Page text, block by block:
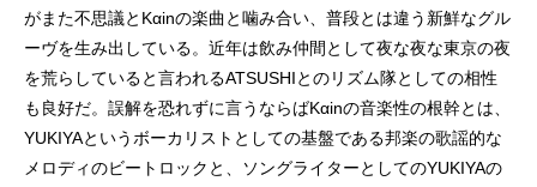
がまた不思議とKαinの楽曲と噛み合い、普段とは違う新鮮なグル
ーヴを生み出している。近年は飲み仲間として夜な夜な東京の夜
を荒らしていると言われるATSUSHIとのリズム隊としての相性
も良好だ。誤解を恐れずに言うならばKαinの音楽性の根幹とは、
YUKIYAというボーカリストとしての基盤である邦楽の歌謡的な
メロディのビートロックと、ソングライターとしてのYUKIYAの